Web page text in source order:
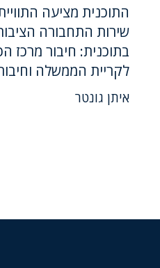
התוכנית מציעה
שירות התחבורה
בתוכנית: חיבור מרכז
לקריית הממשלה
איתן גונטר